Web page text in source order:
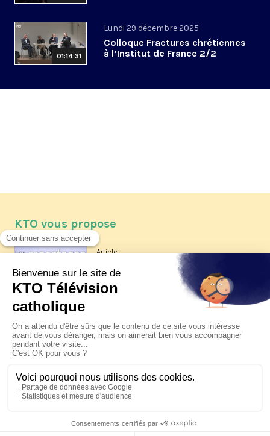
01:14:31
Lundi 29 décembre 2025
Colloque Fractures chrétiennes
à l’Institut de France 2/2
KTO vous propose
Article
Les reportages d'été 2026 de KTO
La visite pastorale du pape Léon
XIV à Assise à suivre sur KTO le
jeudi 6 août
Le pape en Uruguay, Argentine et
Pérou du 6 au 17 novembre 2026